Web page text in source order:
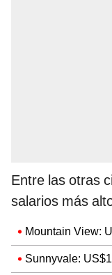
Entre las otras
salarios más
Mountain View:
Sunnyvale: